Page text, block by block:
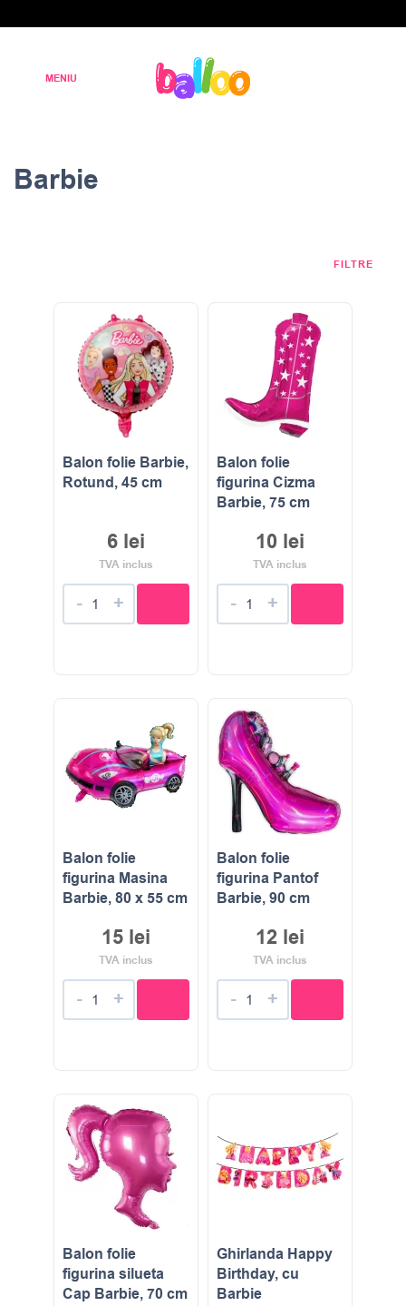
Barbie
FILTRE
Balon folie Barbie,
Rotund, 45 cm
6 lei
TVA inclus
- +
Balon folie
figurina Cizma
Barbie, 75 cm
10 lei
TVA inclus
- +
Balon folie
figurina Masina
Barbie, 80 x 55 cm
15 lei
TVA inclus
- +
Balon folie
figurina Pantof
Barbie, 90 cm
12 lei
TVA inclus
- +
Balon folie
figurina silueta
Cap Barbie, 70 cm
Ghirlanda Happy
Birthday, cu
Barbie